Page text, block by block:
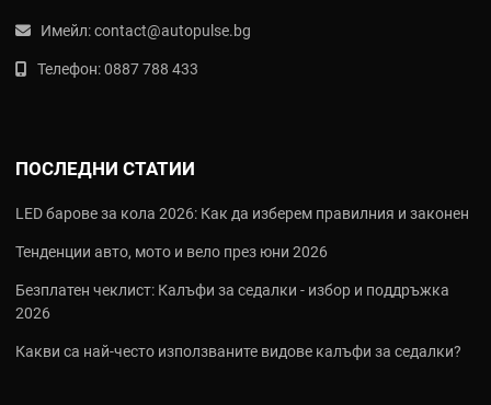
Имейл:contact@autopulse.bg
Телефон:0887 788 433
ПОСЛЕДНИ СТАТИИ
LED барове за кола 2026: Как да изберем правилния и законен
Тенденции авто, мото и вело през юни 2026
Безплатен чеклист: Калъфи за седалки - избор и поддръжка
2026
Какви са най‑често използваните видове калъфи за седалки?